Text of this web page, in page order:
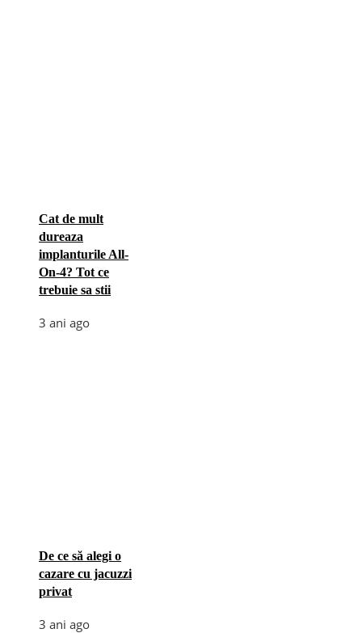
Cat de mult
dureaza
implanturile All-
On-4? Tot ce
trebuie sa stii
3 ani ago
De ce să alegi o
cazare cu jacuzzi
privat
3 ani ago